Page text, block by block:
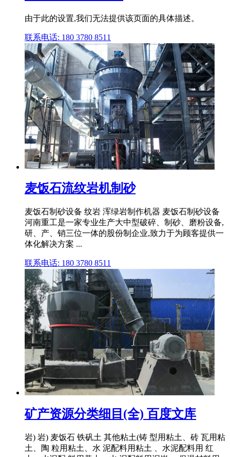
由于此的设置,我们无法提供该页面的具体描述。
联系电话: 180 3780 8511
麦饭石流纹岩机制砂
麦饭石制砂设备 纹岩 浑绿岩制作机器 麦饭石制砂设备
河南重工是一家专业生产大中型破碎、制砂、磨粉设备,
研、产、销三位一体的股份制企业,致力于为顾客提供一
体化解决方案 ...
联系电话: 180 3780 8511
矿产资源分类细目(全) 百度文库
岩) 岩) 麦饭石 铁矾土 其他粘土(铸 型用粘土、砖 瓦用粘
土、陶 粒用粘土、水 泥配料用粘土 、水泥配料用 红